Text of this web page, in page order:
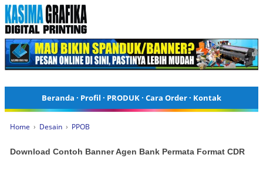
Beranda · Profil · PRODUK· Cara Order· Kontak
Home › Desain › PPOB
Download Contoh Banner Agen Bank Permata Format CDR